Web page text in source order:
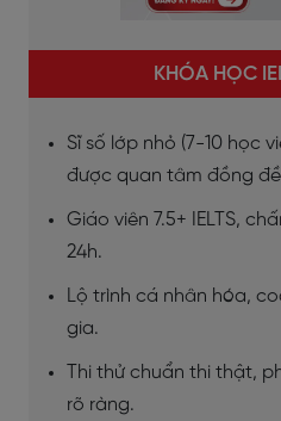
KHÓA HỌC
Sĩ số lớp nhỏ (7-10 học
được quan tâm đồng
Giáo viên 7.5+ IELTS,
24h.
Lộ trình cá nhân hóa,
gia.
Thi thử chuẩn thi thật,
rõ ràng.